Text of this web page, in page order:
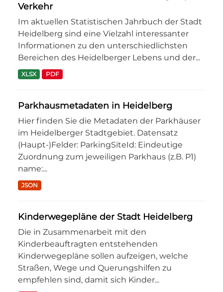
Verkehr
Im aktuellen Statistischen Jahrbuch der Stadt
Heidelberg sind eine Vielzahl interessanter
Informationen zu den unterschiedlichsten
Bereichen des Heidelberger Lebens und der...
XLSX PDF
Parkhausmetadaten in Heidelberg
Hier finden Sie die Metadaten der Parkhäuser
im Heidelberger Stadtgebiet. Datensatz
(Haupt-)Felder: ParkingSiteId: Eindeutige
Zuordnung zum jeweiligen Parkhaus (z.B. P1)
name:...
JSON
Kinderwegepläne der Stadt Heidelberg
Die in Zusammenarbeit mit den
Kinderbeauftragten entstehenden
Kinderwegepläne sollen aufzeigen, welche
Straßen, Wege und Querungshilfen zu
empfehlen sind, damit sich Kinder...